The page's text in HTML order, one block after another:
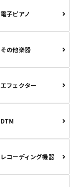
電子ピアノ
その他楽器
エフェクター
DTM
レコーディング機器